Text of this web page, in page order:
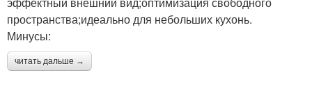
пространства;идеально для небольших кухонь.
Минусы:
читать дальше →